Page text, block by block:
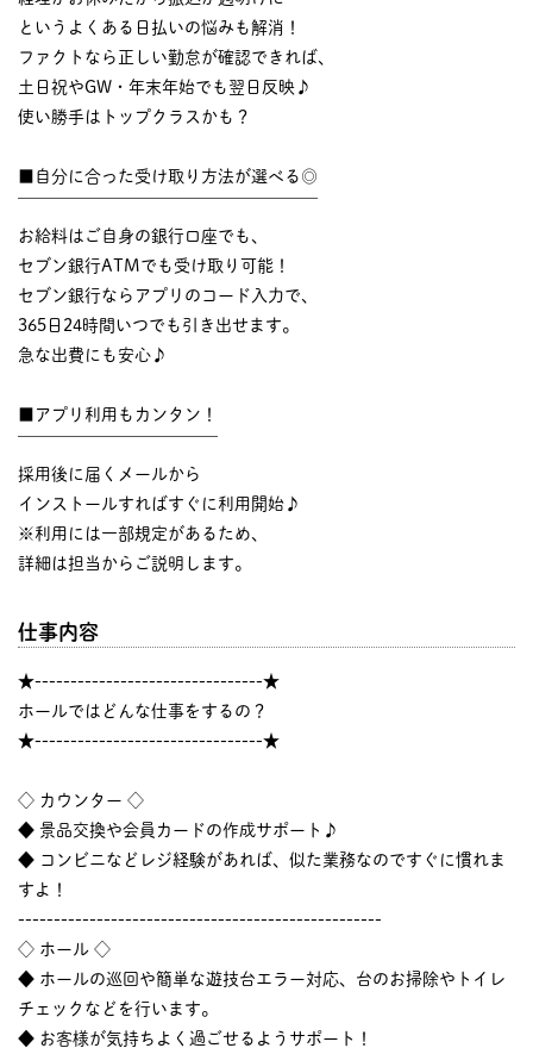
というよくある日払いの悩みも解消！
ファクトなら正しい勤怠が確認できれば、
土日祝やGW・年末年始でも翌日反映♪
使い勝手はトップクラスかも？
■自分に合った受け取り方法が選べる◎
お給料はご自身の銀行口座でも、
セブン銀行ATMでも受け取り可能！
セブン銀行ならアプリのコード入力で、
365日24時間いつでも引き出せます。
急な出費にも安心♪
■アプリ利用もカンタン！
採用後に届くメールから
インストールすればすぐに利用開始♪
※利用には一部規定があるため、
詳細は担当からご説明します。
仕事内容
★--------------------------------★
ホールではどんな仕事をするの？
★--------------------------------★
◇ カウンター ◇
◆ 景品交換や会員カードの作成サポート♪
◆ コンビニなどレジ経験があれば、似た業務なのですぐに慣れま
すよ！
---------------------------------------------------
◇ ホール ◇
◆ ホールの巡回や簡単な遊技台エラー対応、台のお掃除やトイレ
チェックなどを行います。
◆ お客様が気持ちよく過ごせるようサポート！